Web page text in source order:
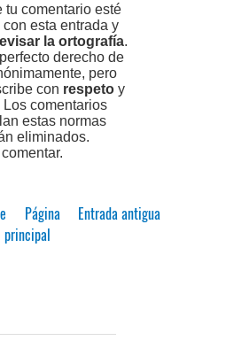
tu comentario esté
esta entrada y
la ortografía.
derecho de
pero
con respeto y
Los comentarios
estas normas
eliminados.
Entrada antigua
Página
principal